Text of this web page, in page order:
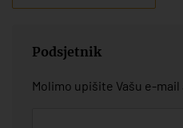
Podsjetnik
Molimo upišite Vašu e-mail